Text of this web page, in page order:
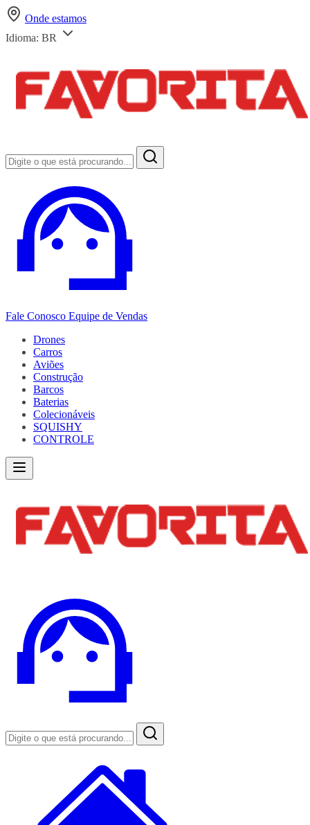
Onde estamos
Idioma: BR
Fale Conosco Equipe de Vendas
Drones
Carros
Aviões
Construção
Barcos
Baterias
Colecionáveis
SQUISHY
CONTROLE